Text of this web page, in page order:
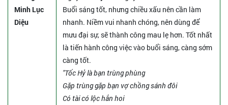
Minh Lục
Diệu
Buổi sáng tốt, nhưng chiều xấu nên cần làm
nhanh. Niềm vui nhanh chóng, nên dùng để
mưu đại sự, sẽ thành công mau lẹ hơn. Tốt nhất
là tiến hành công việc vào buổi sáng, càng sớm
càng tốt.
"Tốc Hỷ là bạn trùng phùng
Gặp trùng gặp bạn vợ chồng sánh đôi
Có tài có lộc hẳn hoi